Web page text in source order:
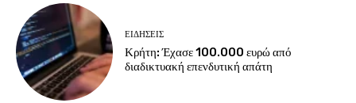
ΕΙΔΗΣΕΙΣ
Κρήτη: Έχασε 100.000 ευρώ από
διαδικτυακή επενδυτική απάτη